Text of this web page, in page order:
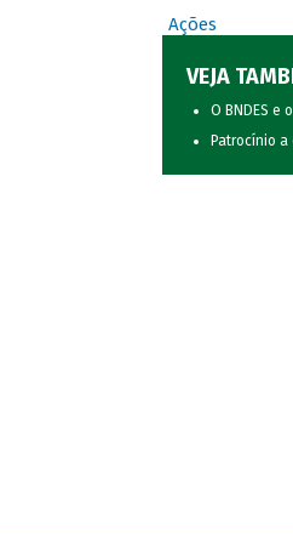
Ações
VEJA
O BNDES e
Patrocínio